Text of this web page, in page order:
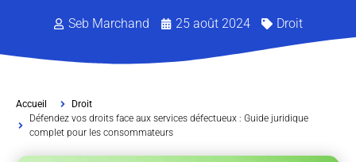
Seb Marchand 25 août 2024 Droit
Accueil
Droit
Défendez vos droits face aux services défectueux : Guide juridique
complet pour les consommateurs